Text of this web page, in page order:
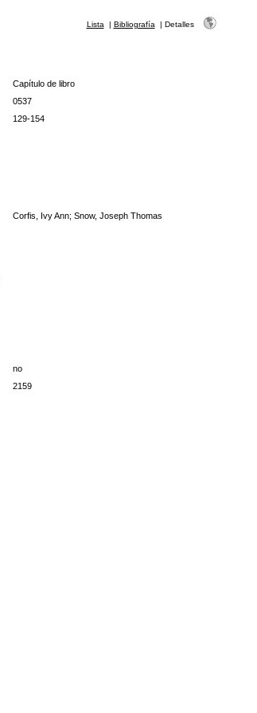
Lista | Bibliografía | Detalles
Capítulo de libro
0537
129-154
Corfis, Ivy Ann; Snow, Joseph Thomas
no
2159